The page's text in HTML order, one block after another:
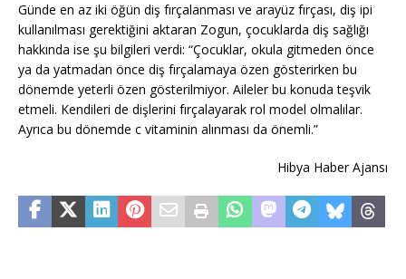
Günde en az iki öğün diş fırçalanması ve arayüz fırçası, diş ipi
kullanılması gerektiğini aktaran Zogun, çocuklarda diş sağlığı
hakkında ise şu bilgileri verdi: “Çocuklar, okula gitmeden önce
ya da yatmadan önce diş fırçalamaya özen gösterirken bu
dönemde yeterli özen gösterilmiyor. Aileler bu konuda teşvik
etmeli. Kendileri de dişlerini fırçalayarak rol model olmalılar.
Ayrıca bu dönemde c vitaminin alınması da önemli.”
Hibya Haber Ajansı